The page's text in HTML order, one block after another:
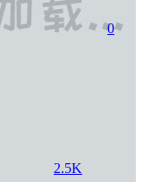
0
2.5K